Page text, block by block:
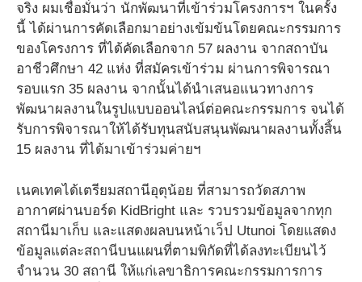
จริง ผมเชื่อมั่นว่า นักพัฒนาที่เข้าร่วมโครงการฯ ในครั้ง
นี้ ได้ผ่านการคัดเลือกมาอย่างเข้มข้นโดยคณะกรรมการ
ของโครงการ ที่ได้คัดเลือกจาก 57 ผลงาน จากสถาบัน
อาชีวศึกษา 42 แห่ง ที่สมัครเข้าร่วม ผ่านการพิจารณา
รอบแรก 35 ผลงาน จากนั้นได้นำเสนอแนวทางการ
พัฒนาผลงานในรูปแบบออนไลน์ต่อคณะกรรมการ จนได้
รับการพิจารณาให้ได้รับทุนสนับสนุนพัฒนาผลงานทั้งสิ้น
15 ผลงาน ที่ได้มาเข้าร่วมค่ายฯ
เนคเทคได้เตรียมสถานีอุตุน้อย ที่สามารถวัดสภาพ
อากาศผ่านบอร์ด KidBright และ รวบรวมข้อมูลจากทุก
สถานีมาเก็บ และแสดงผลบนหน้าเว็ป Utunoi โดยแสดง
ข้อมูลแต่ละสถานีบนแผนที่ตามพิกัดที่ได้ลงทะเบียนไว้
จำนวน 30 สถานี ให้แก่เลขาธิการคณะกรรมการการ